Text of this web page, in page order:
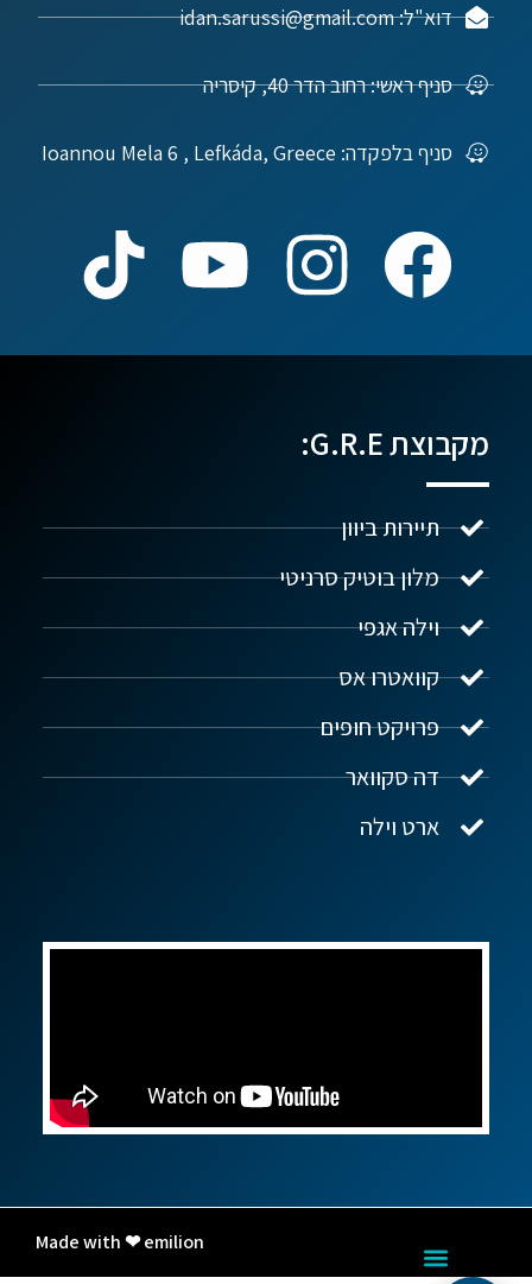
דוא"ל: idan.sarussi@gmail.com
סניף ראשי: רחוב הדר 40, קיסריה
סניף בלפקדה: Ioannou Mela 6 , Lefkáda, Greece
מקבוצת G.R.E:
תיירות ביוון
מלון בוטיק סרניטי
וילה אגפי
קוואטרו אס
פרויקט חופים
דה סקוואר
ארט וילה
Made with ❤ emilion
נדל"ן ביוון G.R.E
שלום! איך אפשר לעזור?